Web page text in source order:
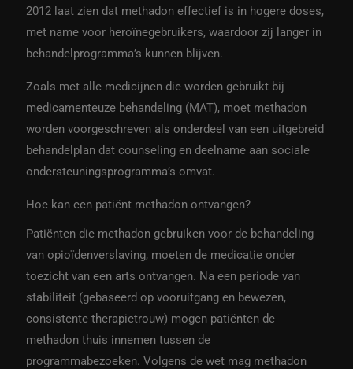
2012 laat zien dat methadon effectief is in hogere doses,
met name voor heroïnegebruikers, waardoor zij langer in
behandelprogramma’s kunnen blijven.
Zoals met alle medicijnen die worden gebruikt bij
medicamenteuze behandeling (MAT), moet methadon
worden voorgeschreven als onderdeel van een uitgebreid
behandelplan dat counseling en deelname aan sociale
ondersteuningsprogramma’s omvat.
Hoe kan een patiënt methadon ontvangen?
Patiënten die methadon gebruiken voor de behandeling
van opioïdenverslaving, moeten de medicatie onder
toezicht van een arts ontvangen. Na een periode van
stabiliteit (gebaseerd op vooruitgang en bewezen,
consistente therapietrouw) mogen patiënten de
methadon thuis innemen tussen de
programmabezoeken. Volgens de wet mag methadon